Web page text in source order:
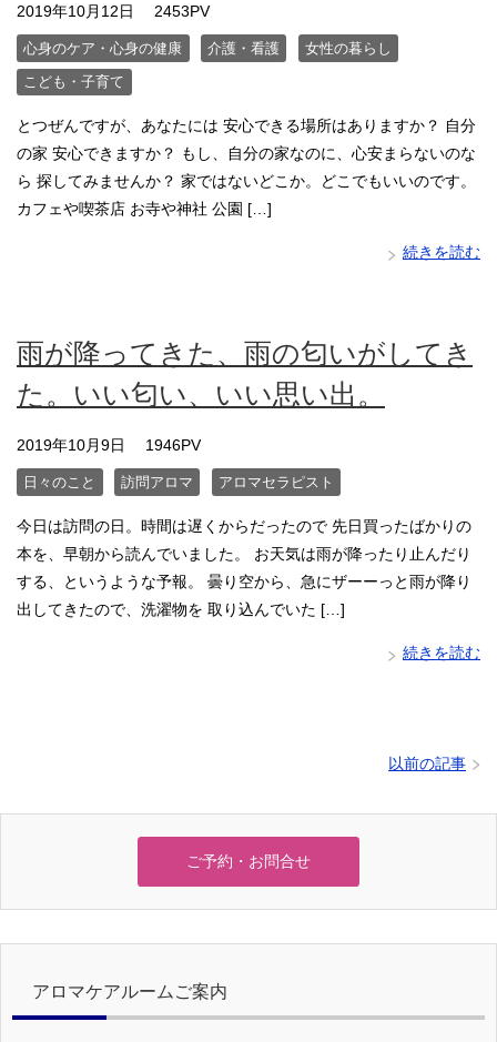
2019年10月12日 2453PV
心身のケア・心身の健康 介護・看護 女性の暮らし
こども・子育て
とつぜんですが、あなたには 安心できる場所はありますか？ 自分
の家 安心できますか？ もし、自分の家なのに、心安まらないのな
ら 探してみませんか？ 家ではないどこか。どこでもいいのです。
カフェや喫茶店 お寺や神社 公園 […]
続きを読む
雨が降ってきた、雨の匂いがしてき
た。いい匂い、いい思い出。
2019年10月9日 1946PV
日々のこと 訪問アロマ アロマセラピスト
今日は訪問の日。時間は遅くからだったので 先日買ったばかりの
本を、早朝から読んでいました。 お天気は雨が降ったり止んだり
する、というような予報。 曇り空から、急にザーーっと雨が降り
出してきたので、洗濯物を 取り込んでいた […]
続きを読む
以前の記事
ご予約・お問合せ
アロマケアルームご案内